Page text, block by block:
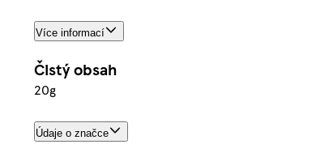
Více informací
Čistý obsah
20g
Údaje o značce